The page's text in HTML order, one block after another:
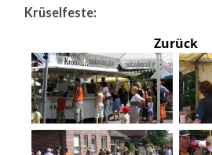
Krüselfeste:
Zurück